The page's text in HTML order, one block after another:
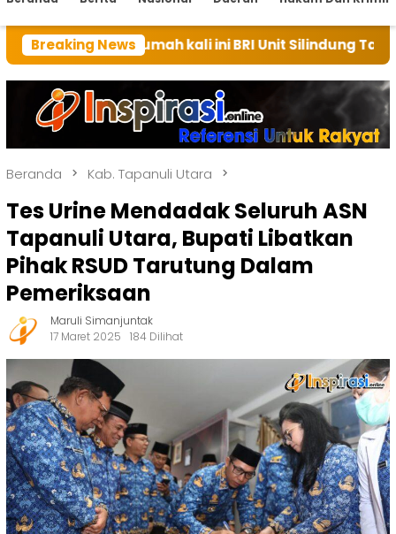
Breaking News
kali ini BRI Unit Silindung Tarutung Ingatkan
Beranda Kab. Tapanuli Utara
Tes Urine Mendadak Seluruh ASN
Tapanuli Utara, Bupati Libatkan
Pihak RSUD Tarutung Dalam
Pemeriksaan
Maruli Simanjuntak
17 Maret 2025
184 Dilihat